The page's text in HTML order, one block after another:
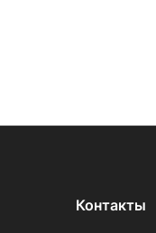
Контакты